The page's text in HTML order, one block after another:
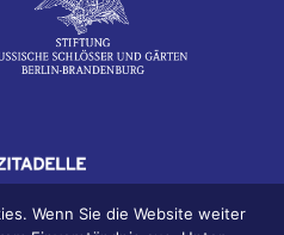
Wenn Sie die Website weiter